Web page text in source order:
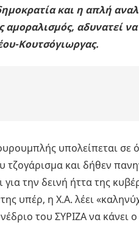
και η απλή
αμοραλισμός, αδυνατεί
Κουτσόγιωργας.
υπολείπεται σε
και δήθεν
την δεινή ήττα της
υπέρ, η Χ.Α. λέει
του ΣΥΡΙΖΑ να κάνει